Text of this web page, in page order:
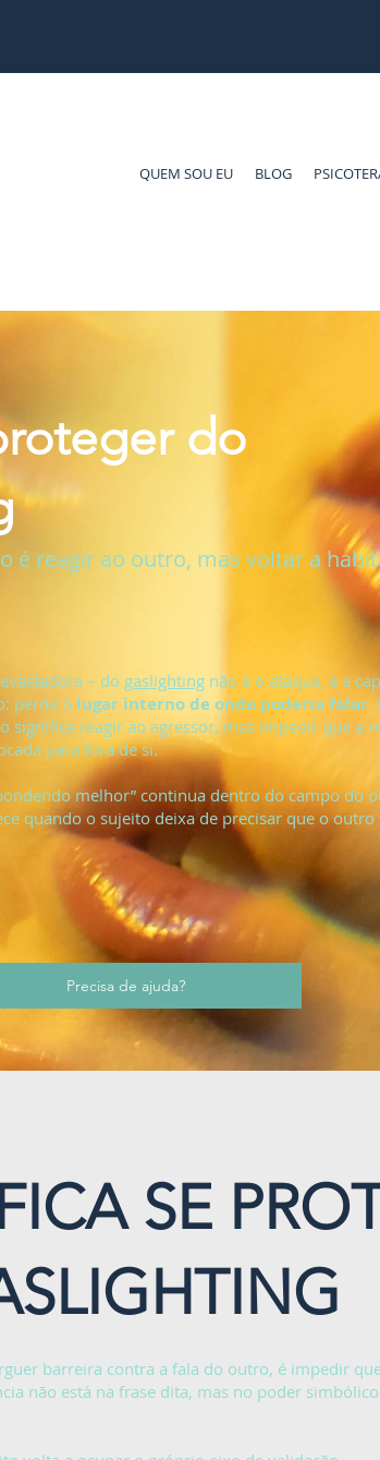
QUEM SOU EU BLOG
do
é reagir ao outro, mas voltar a
– do gaslighting não é o ataque, é a
perde o lugar interno de onde poderia falar.
significa reagir ao agressor, mas impedir que a
para fora de si.
melhor” continua dentro do campo do
quando o sujeito deixa de precisar que o
Precisa de ajuda?
SE
barreira contra a fala do outro, é impedir
não está na frase dita, mas no poder